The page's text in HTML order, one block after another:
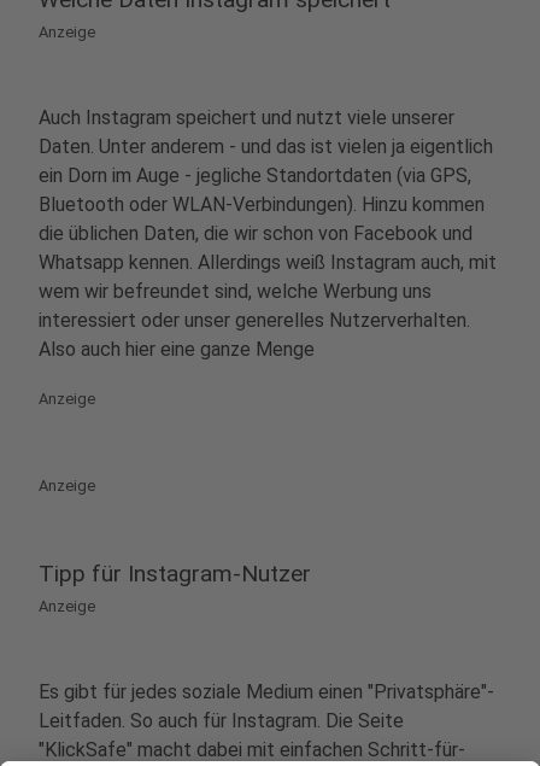
Anzeige
Auch Instagram speichert und nutzt viele unserer
Daten. Unter anderem - und das ist vielen ja eigentlich
ein Dorn im Auge - jegliche Standortdaten (via GPS,
Bluetooth oder WLAN-Verbindungen). Hinzu kommen
die üblichen Daten, die wir schon von Facebook und
Whatsapp kennen. Allerdings weiß Instagram auch, mit
wem wir befreundet sind, welche Werbung uns
interessiert oder unser generelles Nutzerverhalten.
Also auch hier eine ganze Menge
Anzeige
Anzeige
Tipp für Instagram-Nutzer
Anzeige
Es gibt für jedes soziale Medium einen "Privatsphäre"-
Leitfaden. So auch für Instagram. Die Seite
"KlickSafe" macht dabei mit einfachen Schritt-für-